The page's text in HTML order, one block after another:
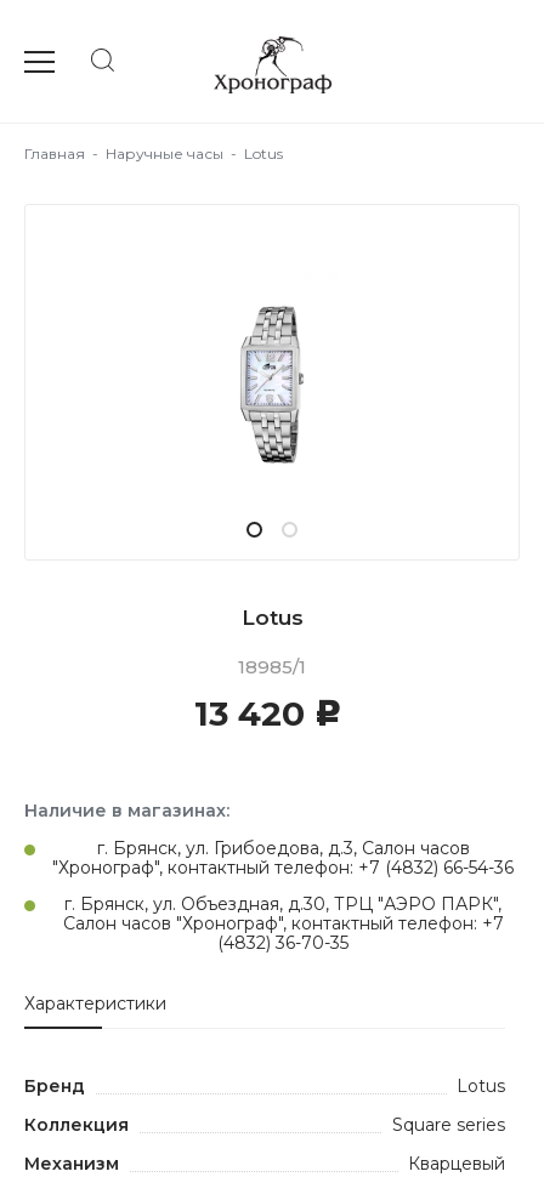
Главная - Наручные часы - Lotus
Lotus
18985/1
13 420 c
Наличие в магазинах:
г. Брянск, ул. Грибоедова, д.3, Салон часов
"Хронограф", контактный телефон: +7 (4832) 66-54-36
г. Брянск, ул. Объездная, д.30, ТРЦ "АЭРО ПАРК",
Салон часов "Хронограф", контактный телефон: +7
(4832) 36-70-35
Характеристики
Бренд
Lotus
Коллекция
Square series
Механизм
Кварцевый